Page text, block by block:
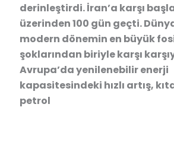
derinleştirdi. İran’a karşı
üzerinden 100 gün geçti.
modern dönemin en büyük
şoklarından biriyle karşı
Avrupa’da yenilenebilir enerji
kapasitesindeki hızlı artış,
petrol